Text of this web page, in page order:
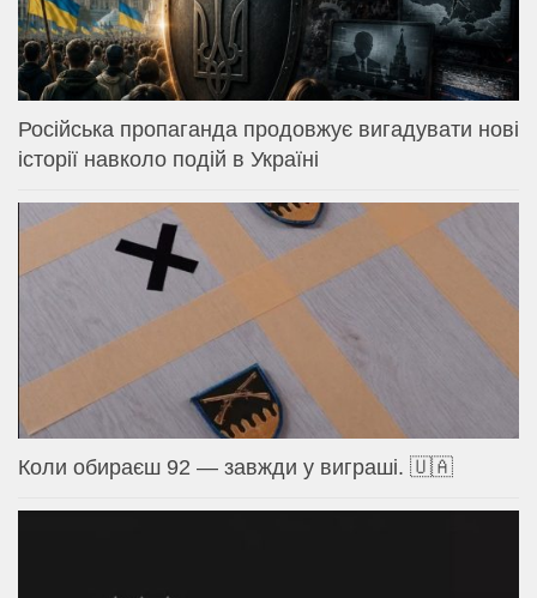
Російська пропаганда продовжує вигадувати нові
історії навколо подій в Україні
Коли обираєш 92 — завжди у виграші. 🇺🇦